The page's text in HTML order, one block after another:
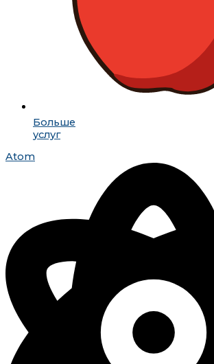
Больше
услуг
Atom